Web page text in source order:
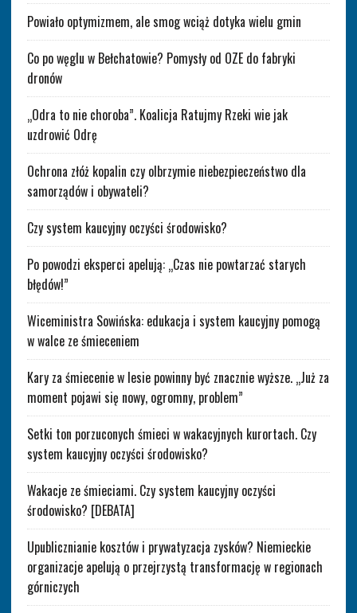
Powiało optymizmem, ale smog wciąż dotyka wielu gmin
Co po węglu w Bełchatowie? Pomysły od OZE do fabryki
dronów
„Odra to nie choroba”. Koalicja Ratujmy Rzeki wie jak
uzdrowić Odrę
Ochrona złóż kopalin czy olbrzymie niebezpieczeństwo dla
samorządów i obywateli?
Czy system kaucyjny oczyści środowisko?
Po powodzi eksperci apelują: „Czas nie powtarzać starych
błędów!”
Wiceministra Sowińska: edukacja i system kaucyjny pomogą
w walce ze śmieceniem
Kary za śmiecenie w lesie powinny być znacznie wyższe. „Już za
moment pojawi się nowy, ogromny, problem”
Setki ton porzuconych śmieci w wakacyjnych kurortach. Czy
system kaucyjny oczyści środowisko?
Wakacje ze śmieciami. Czy system kaucyjny oczyści
środowisko? [DEBATA]
Upublicznianie kosztów i prywatyzacja zysków? Niemieckie
organizacje apelują o przejrzystą transformację w regionach
górniczych